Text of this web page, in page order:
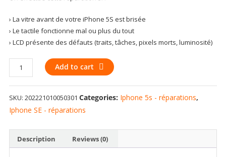
› La vitre avant de votre iPhone 5S est brisée
› Le tactile fonctionne mal ou plus du tout
› LCD présente des défauts (traits, tâches, pixels morts, luminosité)
Reparation
LCD
IPHONE
5S
/
Add to cart
SKU: 202221010050301 Categories: Iphone 5s - réparations,
Iphone SE - réparations
Description Reviews (0)